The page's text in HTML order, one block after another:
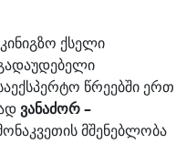
ქსელი
წრეებში ერთ
ვანაძორ –
მშენებლობა